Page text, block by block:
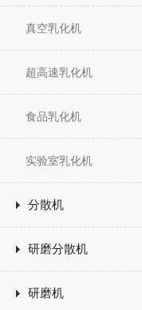
真空乳化机
超高速乳化机
食品乳化机
实验室乳化机
分散机
研磨分散机
研磨机